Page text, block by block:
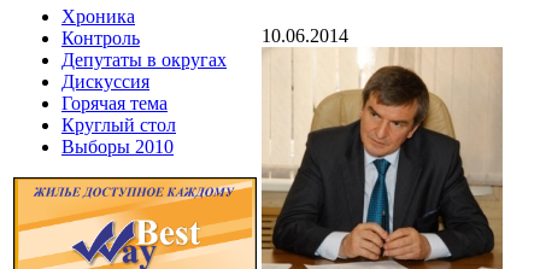
Хроника
Контроль
Депутаты в округах
Дискуссия
Горячая тема
Круглый стол
Выборы 2010
10.06.2014